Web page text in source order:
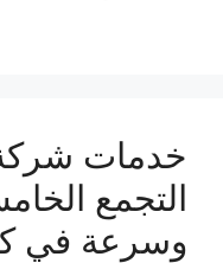
خدمات
التجمع
وسرعة في